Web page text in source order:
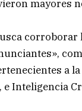
mayores
a
e Inteligencia